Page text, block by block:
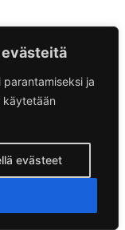
ja
käytetään
evästeet